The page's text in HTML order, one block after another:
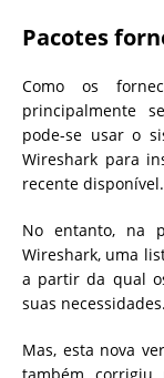
Pacotes
Como os
principalmente
pode-se usar o
Wireshark para
recente disponível.
No entanto, na
Wireshark, uma
a partir da qual
suas necessidades.
Mas, esta nova